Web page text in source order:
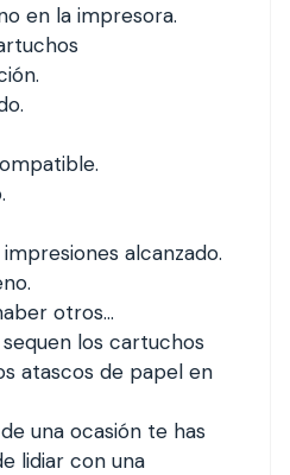
en la impresora.
alcanzado.
otros…
los cartuchos
atascos de papel en
una ocasión te has
lidiar con una